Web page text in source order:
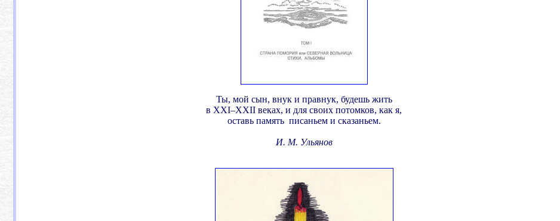
Ты, мой сын, внук и правнук, будешь жить
в XXI–XXII веках, и для своих потомков, как я,
оставь память писаньем и сказаньем.
И. М. Ульянов